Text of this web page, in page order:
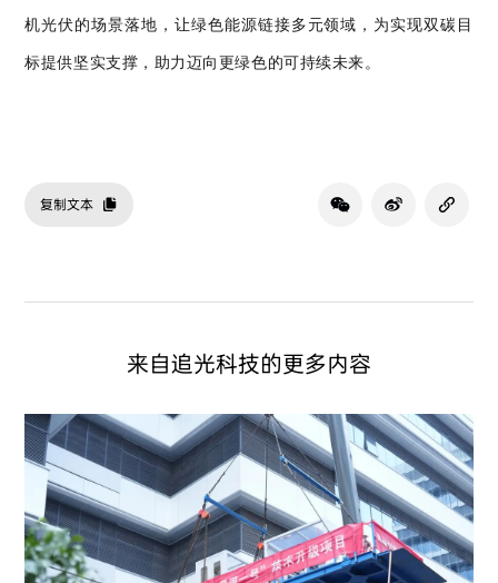
机光伏的场景落地，让绿色能源链接多元领域，为实现双碳目
标提供坚实支撑，助力迈向更绿色的可持续未来。
复制文本
来自追光科技的更多内容